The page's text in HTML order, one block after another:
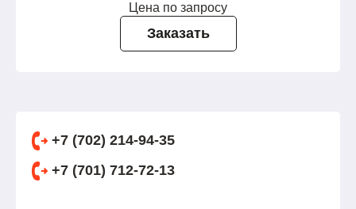
Цена по запросу
Заказать
+7 (702) 214-94-35
+7 (701) 712-72-13